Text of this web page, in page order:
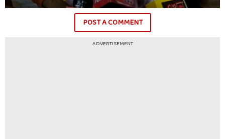
POST A COMMENT
ADVERTISEMENT